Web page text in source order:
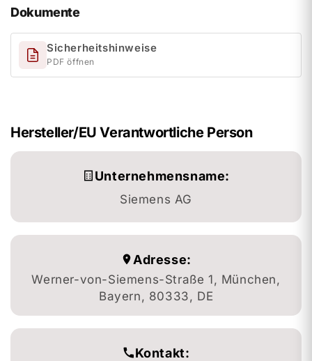
Dokumente
Sicherheitshinweise
PDF öffnen
Hersteller/EU Verantwortliche Person
Unternehmensname:
Siemens AG
Adresse:
Werner-von-Siemens-Straße 1, München,
Bayern, 80333, DE
Kontakt: